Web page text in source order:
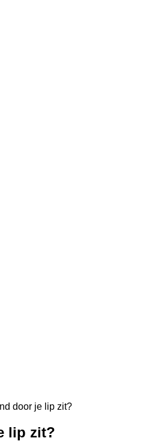
door je lip zit?
lip zit?